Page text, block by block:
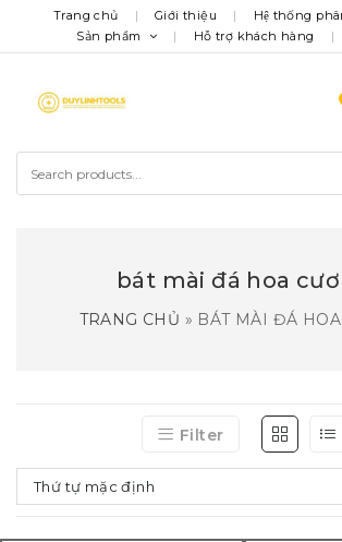
Trang chủ Giới thiệu
Hệ thống
Sản phẩm
Hỗ trợ khách hàng
bát mài đá hoa
TRANG CHỦ » BÁT MÀI ĐÁ
Filter
Thứ tự mặc định